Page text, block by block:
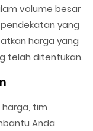
volume besar
yang
harga yang
telah ditentukan.
tim
Anda